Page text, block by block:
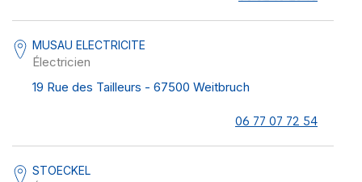
MUSAU ELECTRICITE
Électricien
19 Rue des Tailleurs - 67500 Weitbruch
06 77 07 72 54
STOECKEL